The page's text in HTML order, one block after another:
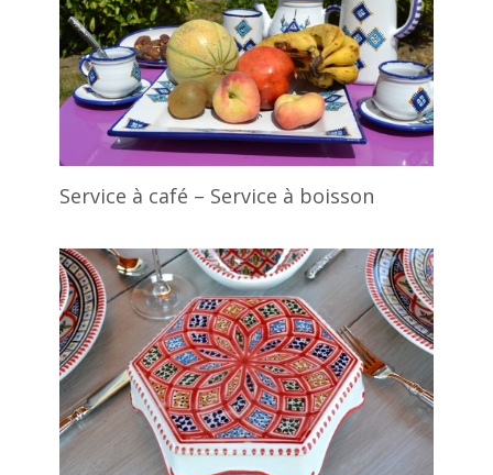
Service à café – Service à boisson